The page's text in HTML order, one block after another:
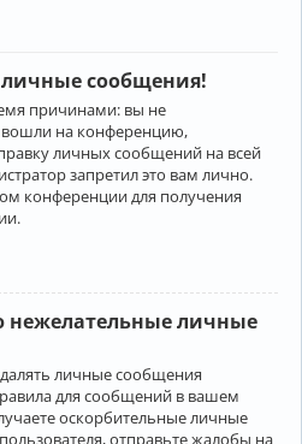
сообщения!
причинами: вы не
вошли на конференцию,
личных сообщений на всей
запретил это вам лично.
конференции для получения
нежелательные личные
личные сообщения
для сообщений в вашем
оскорбительные личные
отправьте жалобы на